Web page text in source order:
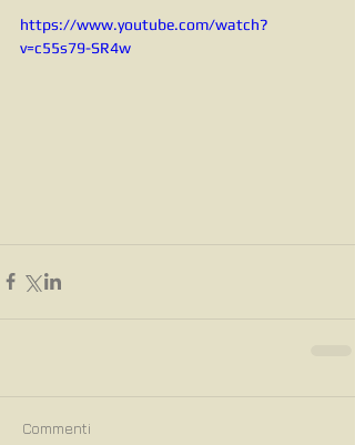
https://www.youtube.com/watch?
v=c55s79-SR4w
Commenti